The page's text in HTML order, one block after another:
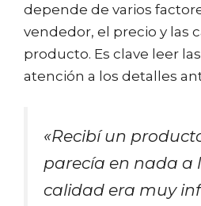
depende de varios
vendedor, el precio y las
producto. Es clave leer
atención a los detalles
«Recibí un
parecía en nada a
calidad era muy